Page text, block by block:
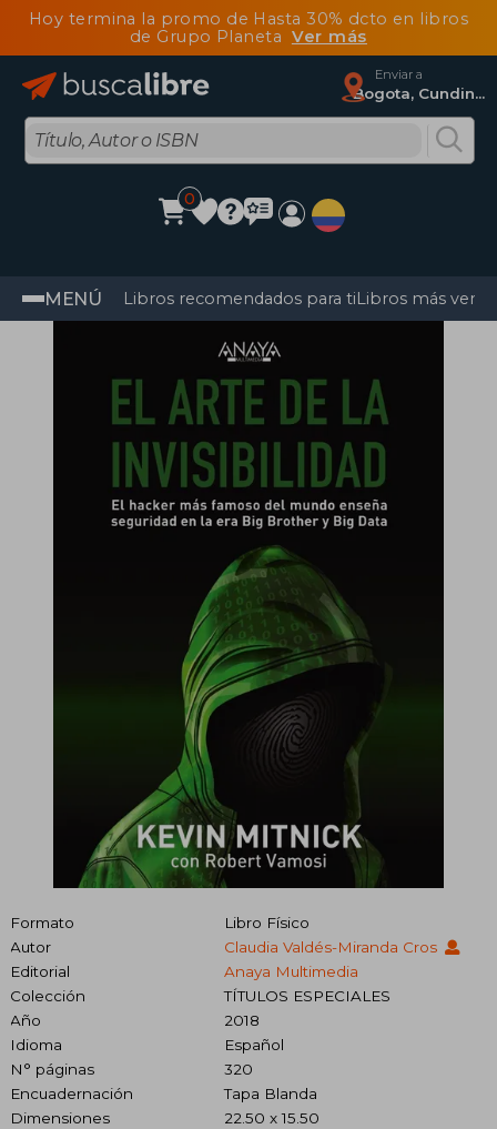
Hoy termina la promo de Hasta 30% dcto en libros
de Grupo Planeta Ver más
Enviar a
Bogota, Cundinamarca
0
MENÚ Libros recomendados para tiLibros más
Formato
Libro Físico
Autor
Claudia Valdés-Miranda Cros
Editorial
Anaya Multimedia
Colección
TÍTULOS ESPECIALES
Año
2018
Idioma
Español
N° páginas
320
Encuadernación
Tapa Blanda
Dimensiones
22.50 x 15.50